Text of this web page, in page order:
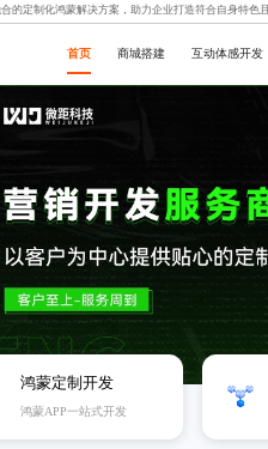
的定制化鸿蒙解决方案，助力企业打造符合自身特色
首页 商城搭建 互动体感开发
鸿蒙定制开发
鸿蒙APP一站式开发